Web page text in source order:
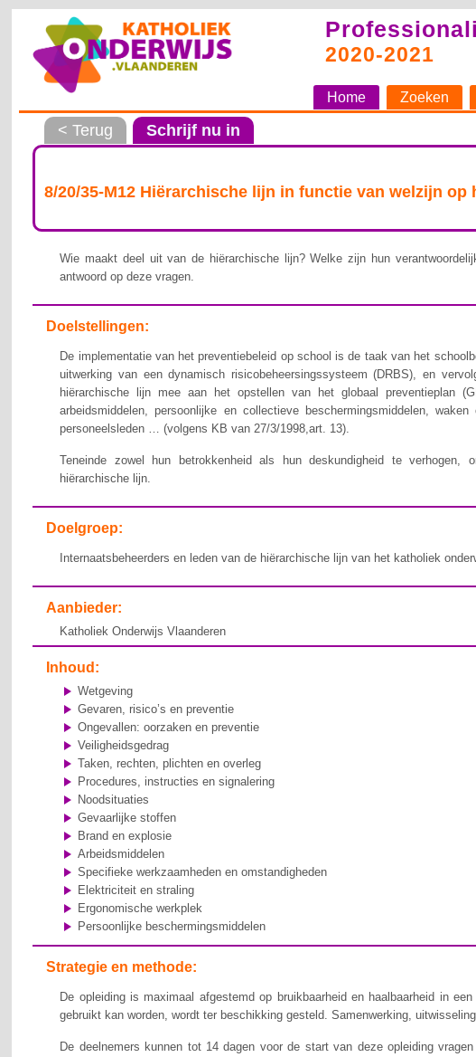
2020-2021
Home Zoeken
< Terug Schrijf nu in
8/20/35-M12 Hiërarchische lijn in functie van welzijn
Wie maakt deel uit van de hiërarchische lijn? Welke zijn hun
antwoord op deze vragen.
Doelstellingen:
De implementatie van het preventiebeleid op school is de taak van het
uitwerking van een dynamisch risicobeheersingssysteem (DRBS), en
hiërarchische lijn mee aan het opstellen van het globaal preventieplan
arbeidsmiddelen, persoonlijke en collectieve beschermingsmiddelen,
personeelsleden … (volgens KB van 27/3/1998,art. 13).
Teneinde zowel hun betrokkenheid als hun deskundigheid te verhogen,
hiërarchische lijn.
Doelgroep:
Internaatsbeheerders en leden van de hiërarchische lijn van het katholiek
Aanbieder:
Katholiek Onderwijs Vlaanderen
Inhoud:
Wetgeving
Gevaren, risico’s en preventie
Ongevallen: oorzaken en preventie
Veiligheidsgedrag
Taken, rechten, plichten en overleg
Procedures, instructies en signalering
Noodsituaties
Gevaarlijke stoffen
Brand en explosie
Arbeidsmiddelen
Specifieke werkzaamheden en omstandigheden
Elektriciteit en straling
Ergonomische werkplek
Persoonlijke beschermingsmiddelen
Strategie en methode:
De opleiding is maximaal afgestemd op bruikbaarheid en haalbaarheid in
gebruikt kan worden, wordt ter beschikking gesteld. Samenwerking,
De deelnemers kunnen tot 14 dagen voor de start van deze opleiding